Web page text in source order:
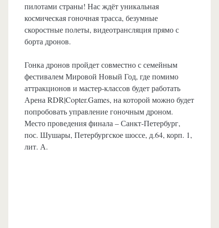
пилотами страны! Нас ждёт уникальная
космическая гоночная трасса, безумные
скоростные полеты, видеотрансляция прямо с
борта дронов.
Гонка дронов пройдет совместно с семейным
фестивалем Мировой Новый Год, где помимо
аттракционов и мастер-классов будет работать
Арена RDR|Copter.Games, на которой можно будет
попробовать управление гоночным дроном.
Место проведения финала – Санкт-Петербург,
пос. Шушары, Петербургское шоссе, д.64, корп. 1,
лит. А.